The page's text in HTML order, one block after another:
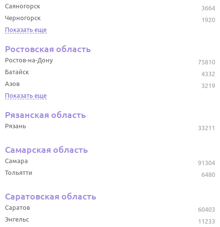
3664
Саяногорск
1920
Черногорск
Показать еще
Ростовская область
75810
Ростов-на-Дону
4332
Батайск
3219
Азов
Показать еще
Рязанская область
33211
Рязань
Самарская область
91304
Самара
6480
Тольятти
Саратовская область
60403
Саратов
11233
Энгельс